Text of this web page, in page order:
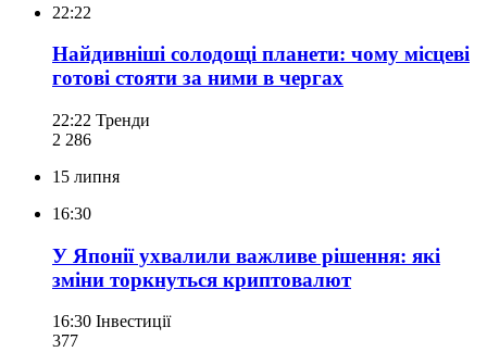
22:22
Найдивніші солодощі планети: чому місцеві
готові стояти за ними в чергах
22:22 Тренди
2 286
15 липня
16:30
У Японії ухвалили важливе рішення: які
зміни торкнуться криптовалют
16:30 Інвестиції
377